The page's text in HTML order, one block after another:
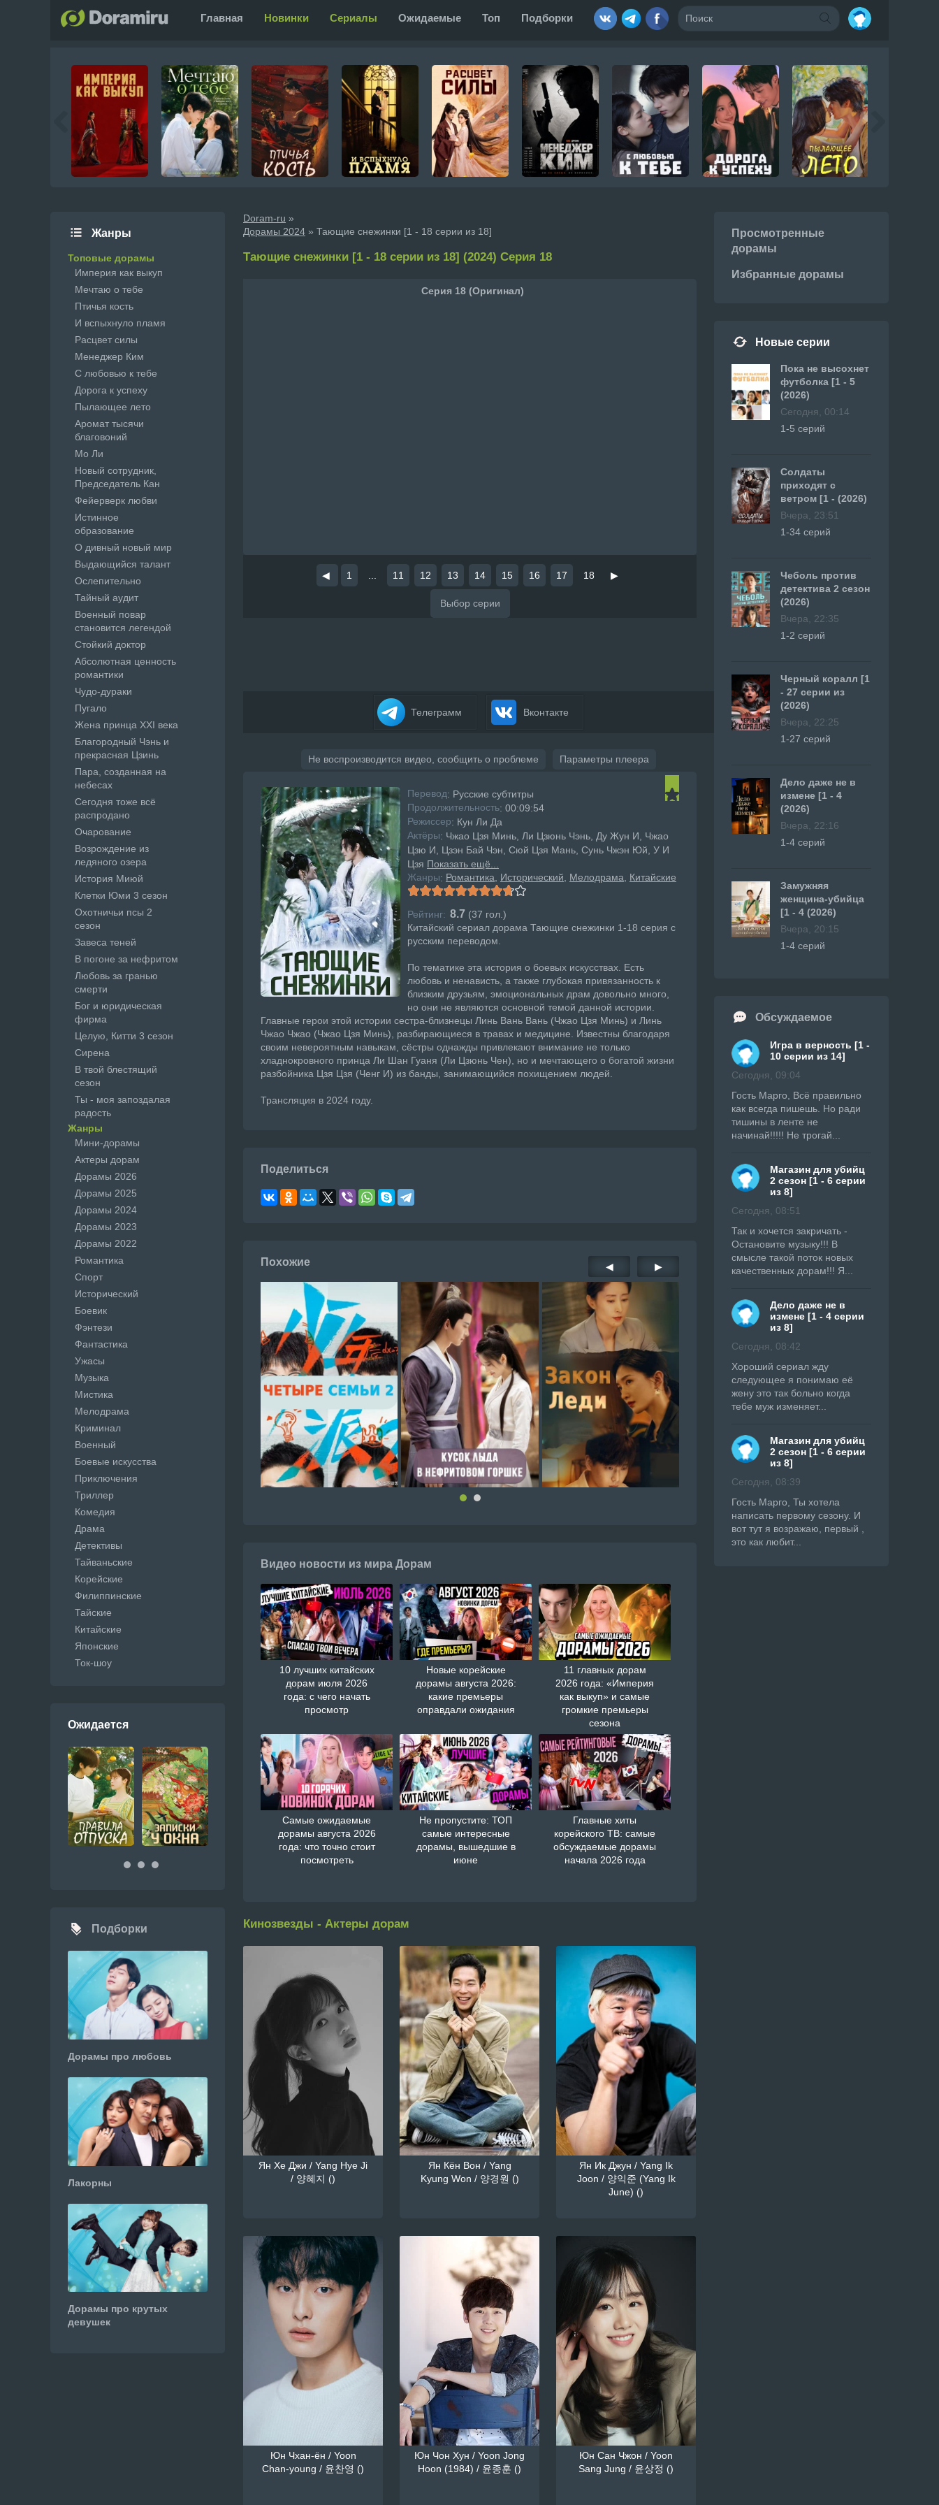
Главная Новинки Сериалы Ожидаемые Топ Подборки
Doram-ru »
Дорамы 2024 » Тающие снежинки [1 - 18 серии из 18]
Тающие снежинки [1 - 18 серии из 18] (2024) Серия 18
Серия 18 (Оригинал)
◀ 1 11 12 13 14 15 16 17 18 ▶
Телеграмм Вконтакте
Не воспроизводится видео, сообщить о проблеме Параметры плеера
Перевод: Русские субтитры
Продолжительность: 00:09:54
Режисcер: Кун Ли Да
Актёры: Чжао Цзя Минь, Ли Цзюнь Чэнь, Ду Жун И, Чжао
Цзю И, Цзэн Бай Чэн, Сюй Цзя Мань, Сунь Чжэн Юй, У И
Цзя Показать ещё...
Жанры: Романтика Исторический Мелодрама Китайские
Рейтинг: 8.7 (37 гол.)
Китайский сериал дорама Тающие снежинки 1-18 серия с
русским переводом.
По тематике эта история о боевых искусствах. Есть
любовь и ненависть, а также глубокая привязанность к
близким друзьям, эмоциональных драм довольно много,
но они не являются основной темой данной истории.
Главные герои этой истории сестра-близнецы Линь Вань Вань (Чжао Цзя Минь) и Линь
Чжао Чжао (Чжао Цзя Минь), разбирающиеся в травах и медицине. Известны благодаря
своим невероятным навыкам, сёстры однажды привлекают внимание не только
хладнокровного принца Ли Шан Гуаня (Ли Цзюнь Чен), но и мечтающего о богатой жизни
разбойника Цзя Цзя (Ченг И) из банды, занимающийся похищением людей.
Трансляция в 2024 году.
Поделиться
Похожие ◀ ▶
Видео новости из мира Дорам
10 лучших китайских
дорам июля 2026
года: с чего начать
просмотр
Новые корейские
дорамы августа 2026:
какие премьеры
оправдали ожидания
11 главных дорам
2026 года: «Империя
как выкуп» и самые
громкие премьеры
сезона
Самые ожидаемые
дорамы августа 2026
года: что точно стоит
посмотреть
Не пропустите: ТОП
самые интересные
дорамы, вышедшие в
июне
Главные хиты
корейского ТВ: самые
обсуждаемые дорамы
начала 2026 года
Кинозвезды - Актеры дорам
Ян Хе Джи / Yang Hye Ji
/ 양혜지 ()
Ян Кён Вон / Yang
Kyung Won / 양경원 ()
Ян Ик Джун / Yang Ik
Joon / 양익준 (Yang Ik
June) ()
Юн Чхан-ён / Yoon
Chan-young / 윤찬영 ()
Юн Чон Хун / Yoon Jong
Hoon (1984) / 윤종훈 ()
Юн Сан Чжон / Yoon
Sang Jung / 윤상정 ()
Жанры
Топовые дорамы
Империя как выкуп
Мечтаю о тебе
Птичья кость
И вспыхнуло пламя
Расцвет силы
Менеджер Ким
С любовью к тебе
Дорога к успеху
Пылающее лето
Аромат тысячи
благовоний
Мо Ли
Новый сотрудник,
Председатель Кан
Фейерверк любви
Истинное
образование
О дивный новый мир
Выдающийся талант
Ослепительно
Тайный аудит
Военный повар
становится легендой
Стойкий доктор
Абсолютная ценность
романтики
Чудо-дураки
Пугало
Жена принца XXI века
Благородный Чэнь и
прекрасная Цзинь
Пара, созданная на
небесах
Сегодня тоже всё
распродано
Очарование
Возрождение из
ледяного озера
История Миюй
Клетки Юми 3 сезон
Охотничьи псы 2
сезон
Завеса теней
В погоне за нефритом
Любовь за гранью
смерти
Бог и юридическая
фирма
Целую, Китти 3 сезон
Сирена
В твой блестящий
сезон
Ты - моя запоздалая
радость
Жанры
Мини-дорамы
Актеры дорам
Дорамы 2026
Дорамы 2025
Дорамы 2024
Дорамы 2023
Дорамы 2022
Романтика
Спорт
Исторический
Боевик
Фэнтези
Фантастика
Ужасы
Музыка
Мистика
Мелодрама
Криминал
Военный
Боевые искусства
Приключения
Триллер
Комедия
Драма
Детективы
Тайваньские
Корейские
Филиппинские
Тайские
Китайские
Японские
Ток-шоу
Ожидается
Подборки
Дорамы про любовь
Лакорны
Дорамы про крутых
девушек
Просмотренные
дорамы
Избранные дорамы
Новые серии
Пока не высохнет
футболка [1 - 5
(2026)
Сегодня, 00:14
1-5 серий
Солдаты
приходят с
ветром [1 - (2026)
Вчера, 23:51
1-34 серий
Чеболь против
детектива 2 сезон
(2026)
Вчера, 22:35
1-2 серий
Черный коралл [1
- 27 серии из
(2026)
Вчера, 22:25
1-27 серий
Дело даже не в
измене [1 - 4
(2026)
Вчера, 22:16
1-4 серий
Замужняя
женщина-убийца
[1 - 4 (2026)
Вчера, 20:15
1-4 серий
Обсуждаемое
Игра в верность [1 -
10 серии из 14]
Сегодня, 09:04
Гость Марго, Всё правильно
как всегда пишешь. Но ради
тишины в ленте не
начинай!!!!! Не трогай...
Магазин для убийц
2 сезон [1 - 6 серии
из 8]
Сегодня, 08:51
Так и хочется закричать -
Остановите музыку!!! В
смысле такой поток новых
качественных дорам!!! Я...
Дело даже не в
измене [1 - 4 серии
из 8]
Сегодня, 08:42
Хороший сериал жду
следующее я понимаю её
жену это так больно когда
тебе муж изменяет...
Магазин для убийц
2 сезон [1 - 6 серии
из 8]
Сегодня, 08:39
Гость Марго, Ты хотела
написать первому сезону. И
вот тут я возражаю, первый ,
это как любит...